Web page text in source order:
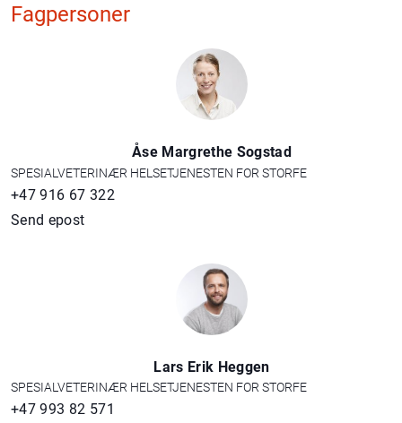
Fagpersoner
Åse Margrethe Sogstad
SPESIALVETERINÆR HELSETJENESTEN FOR STORFE
+47 916 67 322
Send epost
Lars Erik Heggen
SPESIALVETERINÆR HELSETJENESTEN FOR STORFE
+47 993 82 571